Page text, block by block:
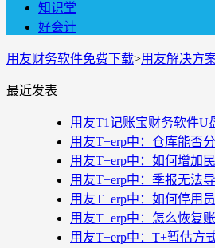
知识堂
好会计
用友财务软件免费下载>用友解决方
最近发表
用友T1记账宝财务软件U
用友T+erp中：仓库能否分
用友T+erp中：如何增加民
用友T+erp中：季报无法导
用友T+erp中：如何停用员
用友T+erp中：怎么恢复账
用友T+erp中：T+暂估方式